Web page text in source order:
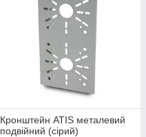
Кронштейн ATIS металевий
подвійний (сірий)